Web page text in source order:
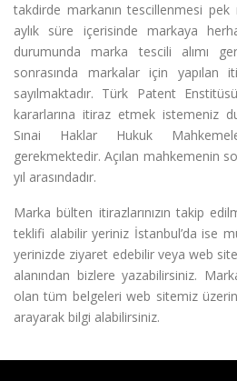
takdirde markanın tescillenmesi
aylık süre içerisinde markaya
durumunda marka tescili alımı
sonrasında markalar için yapılan
sayılmaktadır. Türk Patent
kararlarına itiraz etmek istemeniz
Sınai Haklar Hukuk
gerekmektedir. Açılan mahkemenin
yıl arasındadır.
Marka bülten itirazlarınızın takip
teklifi alabilir yeriniz İstanbul’da ise
yerinizde ziyaret edebilir veya web
alanından bizlere yazabilirsiniz.
olan tüm belgeleri web sitemiz
arayarak bilgi alabilirsiniz.